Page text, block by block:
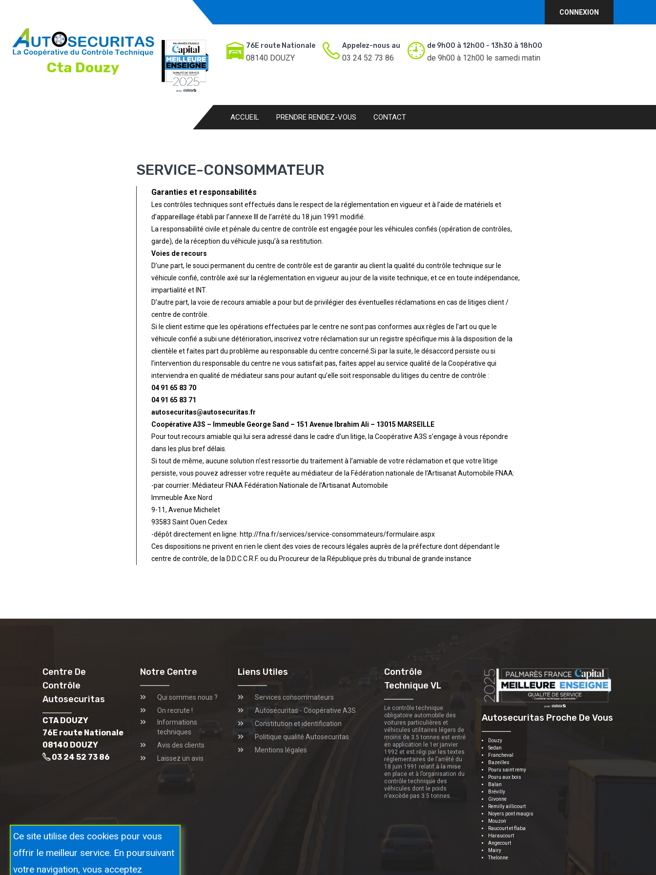
CONNEXION
Cta Douzy
76E route Nationale
08140 DOUZY
Appelez-nous au
03 24 52 73 86
de 9h00 à 12h00 - 13h30 à 18h00
de 9h00 à 12h00 le samedi matin
ACCUEIL PRENDRE RENDEZ-VOUS CONTACT
SERVICE-CONSOMMATEUR
Garanties et responsabilités
Les contrôles techniques sont effectués dans le respect de la réglementation en vigueur et à l’aide de matériels et
d’appareillage établi par l’annexe III de l’arrêté du 18 juin 1991 modifié.
La responsabilité civile et pénale du centre de contrôle est engagée pour les véhicules confiés (opération de contrôles,
garde), de la réception du véhicule jusqu’à sa restitution.
Voies de recours
D’une part, le souci permanent du centre de contrôle est de garantir au client la qualité du contrôle technique sur le
véhicule confié, contrôle axé sur la réglementation en vigueur au jour de la visite technique, et ce en toute indépendance,
impartialité et INT.
D’autre part, la voie de recours amiable a pour but de privilégier des éventuelles réclamations en cas de litiges client /
centre de contrôle.
Si le client estime que les opérations effectuées par le centre ne sont pas conformes aux règles de l’art ou que le
véhicule confié a subi une détérioration, inscrivez votre réclamation sur un registre spécifique mis à la disposition de la
clientèle et faites part du problème au responsable du centre concerné.Si par la suite, le désaccord persiste ou si
l’intervention du responsable du centre ne vous satisfait pas, faites appel au service qualité de la Coopérative qui
interviendra en qualité de médiateur sans pour autant qu’elle soit responsable du litiges du centre de contrôle :
04 91 65 83 70
04 91 65 83 71
autosecuritas@autosecuritas.fr
Coopérative A3S – Immeuble George Sand – 151 Avenue Ibrahim Ali – 13015 MARSEILLE
Pour tout recours amiable qui lui sera adressé dans le cadre d’un litige, la Coopérative A3S s’engage à vous répondre
dans les plus bref délais.
Si tout de même, aucune solution n’est ressortie du traitement à l’amiable de votre réclamation et que votre litige
persiste, vous pouvez adresser votre requête au médiateur de la Fédération nationale de l’Artisanat Automobile FNAA:
-par courrier: Médiateur FNAA Fédération Nationale de l’Artisanat Automobile
Immeuble Axe Nord
9-11, Avenue Michelet
93583 Saint Ouen Cedex
-dépôt directement en ligne: http://fna.fr/services/service-consommateurs/formulaire.aspx
Ces dispositions ne privent en rien le client des voies de recours légales auprès de la préfecture dont dépendant le
centre de contrôle, de la D.D.C.C.R.F. ou du Procureur de la République près du tribunal de grande instance
Centre De
Contrôle
Autosecuritas
CTA DOUZY
76E route Nationale
08140 DOUZY
03 24 52 73 86
Notre Centre
Qui sommes nous ?
On recrute !
Informations
techniques
Avis des clients
Laissez un avis
Liens Utiles
Services consommateurs
Autosécuritas - Coopérative A3S
Constitution et identification
Politique qualité Autosecuritas
Mentions légales
Contrôle
Technique VL
Le contrôle technique
obligatoire automobile des
voitures particulières et
véhicules utilitaires légers de
moins de 3.5 tonnes est entré
en application le 1er janvier
1992 et est régi par les textes
réglementaires de l’arrêté du
18 juin 1991 relatif à la mise
en place et à l’organisation du
contrôle technique des
véhicules dont le poids
n’excède pas 3.5 tonnes.
Autosecuritas Proche De Vous
Douzy
Sedan
Francheval
Bazeilles
Pouru saint remy
Pouru aux bois
Balan
Brévilly
Givonne
Remilly aillicourt
Noyers pont maugis
Mouzon
Raucourt et flaba
Haraucourt
Angecourt
Mairy
Thelonne
Ce site utilise des cookies pour vous
offrir le meilleur service. En poursuivant
votre navigation, vous acceptez